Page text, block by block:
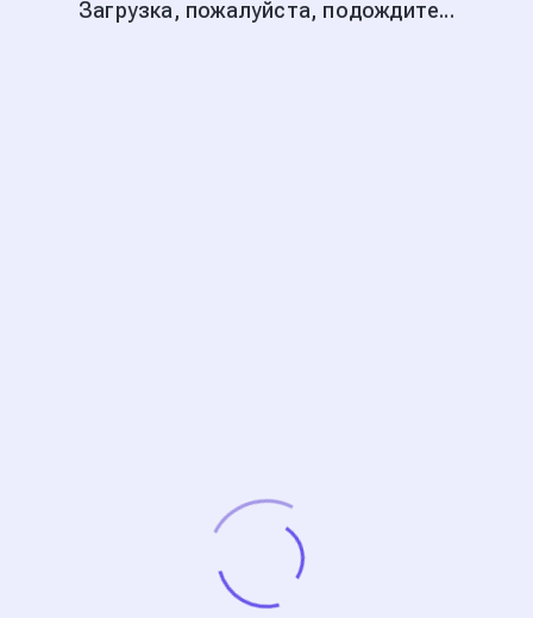
Загрузка, пожалуйста, подождите...